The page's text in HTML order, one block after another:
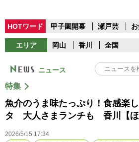
HOTワード 甲子園開幕 瀬戸芸
エリア 岡山 香川 全国
ニュース
特集
魚介のうま味たっぷり！食感楽
タ 大人さまランチも 香川【ほ
2026/5/15 17:34